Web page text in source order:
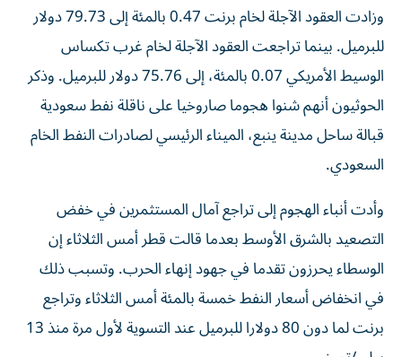
وزادت العقود ‌الآجلة لخام برنت 0.47 بالمئة إلى 79.73 دولار
للبرميل. بينما تراجعت العقود الآجلة لخام غرب تكساس
الوسيط الأمريكي 0.07 بالمئة، إلى 75.76 دولار للبرميل. وذكر
الحوثيون أنهم شنوا هجوما صاروخيا على ناقلة نفط سعودية
قبالة ساحل مدينة ينبع، الميناء الرئيسي لصادرات النفط الخام
السعودي.
وأدت أنباء الهجوم إلى تراجع آمال المستثمرين في خفض
التصعيد بالشرق الأوسط ​بعدما قالت قطر أمس الثلاثاء إن
الوسطاء يحرزون تقدما في ‌جهود إنهاء الحرب. وتسبب ذلك
في انخفاض أسعار النفط خمسة بالمئة أمس الثلاثاء وتراجع
برنت لما دون 80 دولارا للبرميل عند التسوية لأول مرة منذ 13